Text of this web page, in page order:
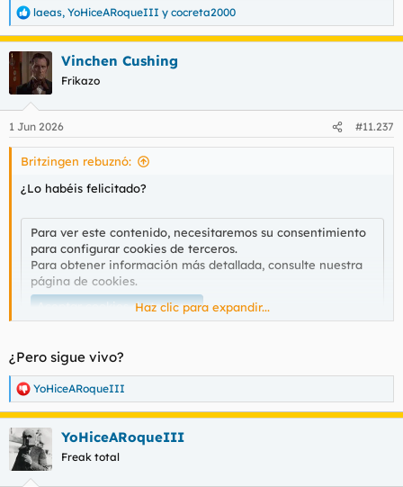
R
e
a
c
c
i
e
s
laeas, YoHiceARoqueIII y cocreta2000
Vinchen Cushing
Frikazo
1 Jun 2026 #11.237
Britzingen rebuznó:
¿Lo habéis felicitado?
Para ver este contenido, necesitaremos su consentimiento
para configurar cookies de terceros.
Para obtener información más detallada, consulte nuestra
página de cookies.
Aceptar cookies de tercerosHaz clic para expandir...
¿Pero sigue vivo?
R
e
a
c
c
YoHiceARoqueIII
YoHiceARoqueIII
Freak total